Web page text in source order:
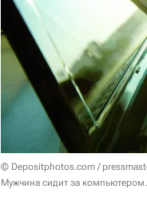
© Depositphotos.com /
Мужчина сидит за